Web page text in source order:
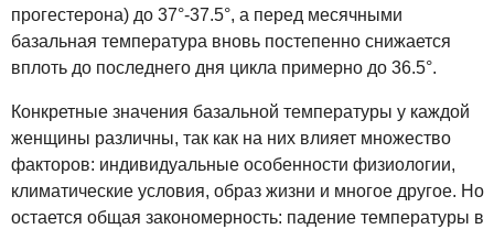
прогестерона) до 37°-37.5°, а перед месячными
базальная температура вновь постепенно снижается
вплоть до последнего дня цикла примерно до 36.5°.
Конкретные значения базальной температуры у каждой
женщины различны, так как на них влияет множество
факторов: индивидуальные особенности физиологии,
климатические условия, образ жизни и многое другое. Но
остается общая закономерность: падение температуры в